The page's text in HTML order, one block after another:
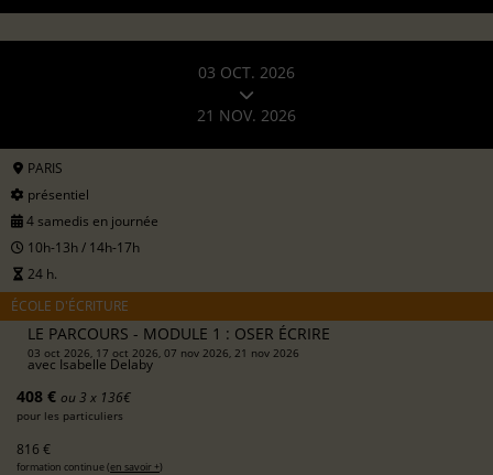
03 OCT. 2026
21 NOV. 2026
PARIS
présentiel
4 samedis en journée
10h-13h / 14h-17h
24 h.
ÉCOLE D'ÉCRITURE
LE PARCOURS - MODULE 1 : OSER ÉCRIRE
03 oct 2026, 17 oct 2026, 07 nov 2026, 21 nov 2026
avec Isabelle Delaby
408 € ou 3 x 136€
pour les particuliers
816 €
formation continue (en savoir +)